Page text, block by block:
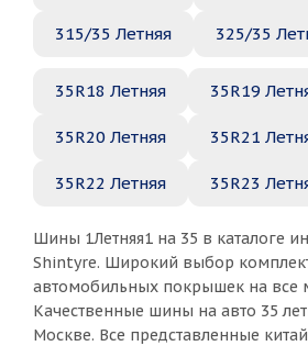
315/35 Летняя 325/35
35R18 Летняя 35R19
35R20 Летняя 35R21
35R22 Летняя 35R23
Шины 1Летняя1 на 35 в каталоге
Shintyre. Широкий выбор
автомобильных покрышек на все
Качественные шины на авто 35
Москве. Все представленные